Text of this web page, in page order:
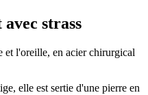
strass
et l'oreille, en acier chirurgical
elle est sertie d'une pierre en